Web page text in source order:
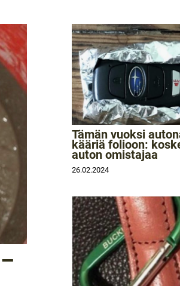
Tämän vuoksi
kääriä folioon:
auton omistajaa
26.02.2024